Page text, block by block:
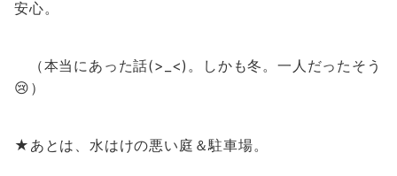
安心。
（本当にあった話(>_<)。しかも冬。一人だったそう
😢）
★あとは、水はけの悪い庭＆駐車場。